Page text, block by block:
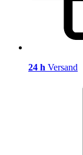
24 h Versand